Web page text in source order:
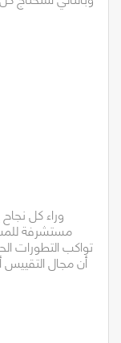
وراء كل
مستشرفة
تواكب التطورات
أن مجال